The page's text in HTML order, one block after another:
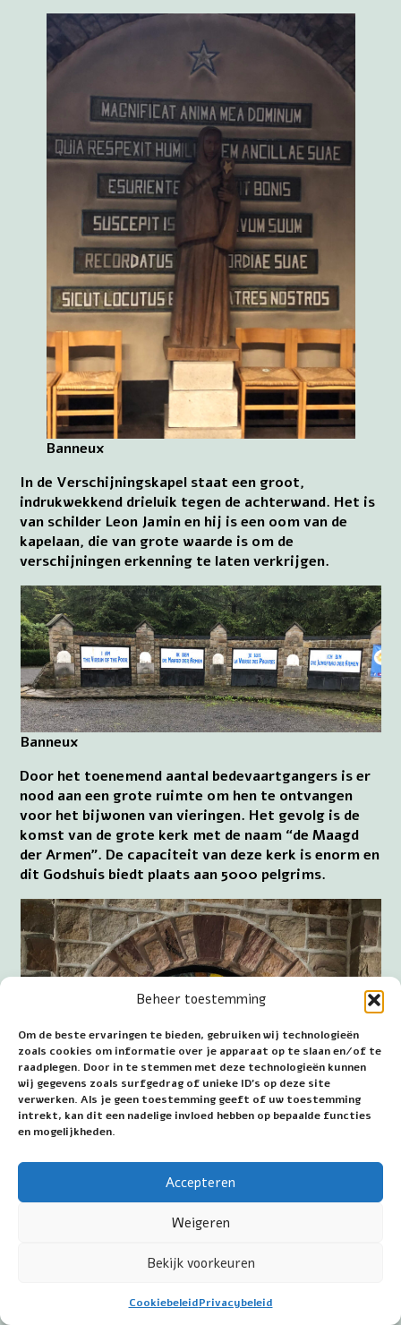
Beheer toestemming
Om de beste ervaringen te bieden, gebruiken wij technologieën
zoals cookies om informatie over je apparaat op te slaan en/of te
raadplegen. Door in te stemmen met deze technologieën kunnen
wij gegevens zoals surfgedrag of unieke ID's op deze site
verwerken. Als je geen toestemming geeft of uw toestemming
intrekt, kan dit een nadelige invloed hebben op bepaalde functies
en mogelijkheden.
Accepteren
Weigeren
Bekijk voorkeuren
CookiebeleidPrivacybeleid
Banneux
In de Verschijningskapel staat een groot,
indrukwekkend drieluik tegen de achterwand. Het is
van schilder Leon Jamin en hij is een oom van de
kapelaan, die van grote waarde is om de
verschijningen erkenning te laten verkrijgen.
Banneux
Door het toenemend aantal bedevaartgangers is er
nood aan een grote ruimte om hen te ontvangen
voor het bijwonen van vieringen. Het gevolg is de
komst van de grote kerk met de naam “de Maagd
der Armen”. De capaciteit van deze kerk is enorm en
dit Godshuis biedt plaats aan 5000 pelgrims.